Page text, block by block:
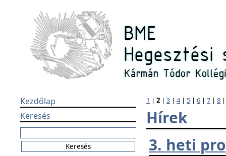
Kezdőlap
Keresés
1 | 2 | 3 | 4| 5 | 6 | 7 | 8
Hírek
3. heti